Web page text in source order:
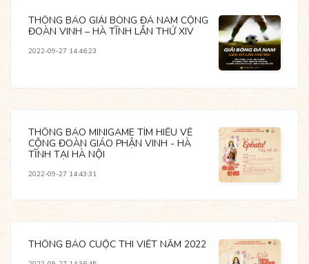
THÔNG BÁO GIẢI BÓNG ĐÁ NAM CỘNG
ĐOÀN VINH – HÀ TĨNH LẦN THỨ XIV
2022-09-27 14:46:23
THÔNG BÁO MINIGAME TÌM HIỂU VỀ
CỘNG ĐOÀN GIÁO PHẬN VINH - HÀ
TĨNH TẠI HÀ NỘI
2022-09-27 14:43:31
THÔNG BÁO CUỘC THI VIẾT NĂM 2022